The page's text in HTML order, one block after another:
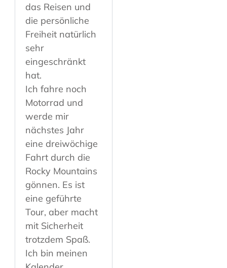
das Reisen und
die persönliche
Freiheit natürlich
sehr
eingeschränkt
hat.
Ich fahre noch
Motorrad und
werde mir
nächstes Jahr
eine dreiwöchige
Fahrt durch die
Rocky Mountains
gönnen. Es ist
eine geführte
Tour, aber macht
mit Sicherheit
trotzdem Spaß.
Ich bin meinen